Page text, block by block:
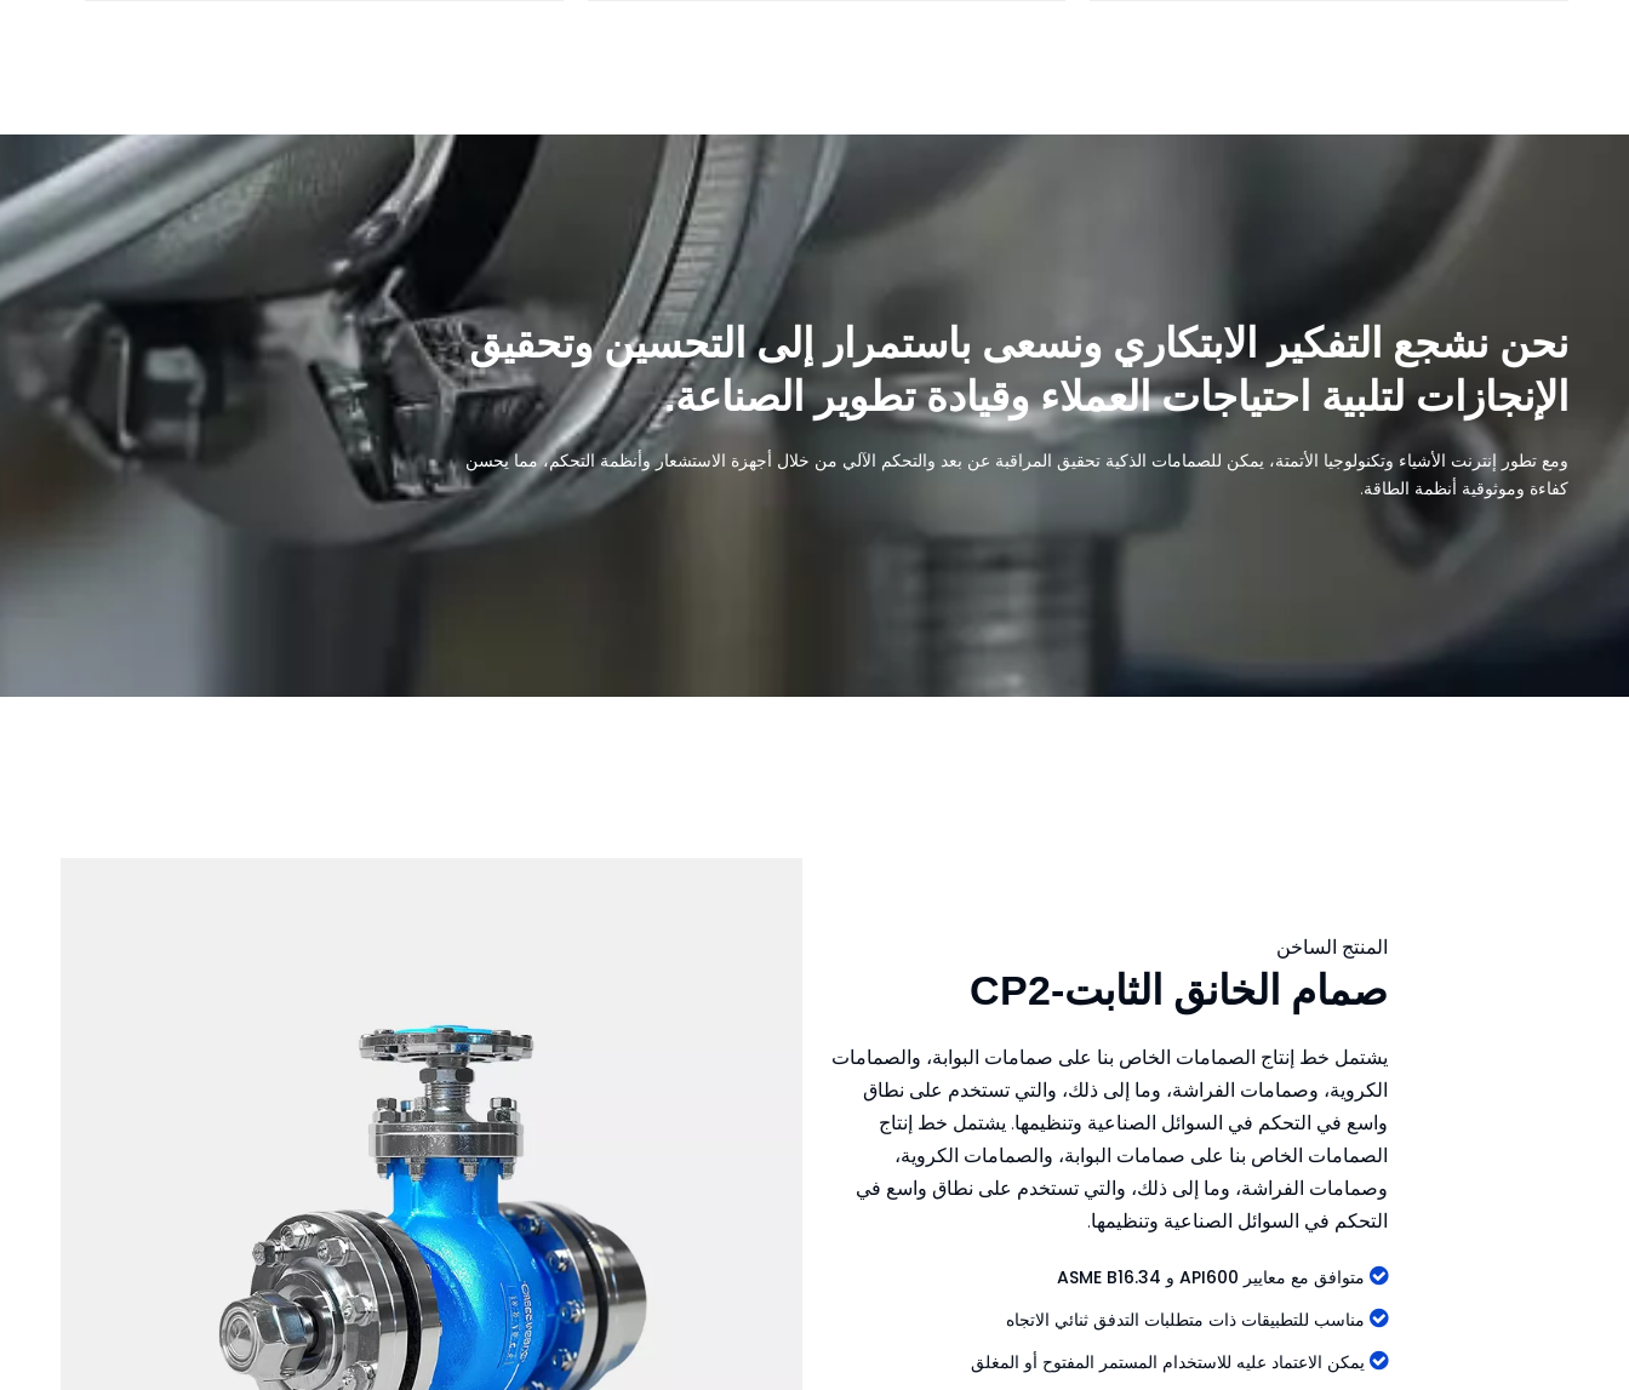
نحن نشجع التفكير الابتكاري ونسعى باستمرار إلى التحسين وتحقيق
الإنجازات لتلبية احتياجات العملاء وقيادة تطوير الصناعة.
ومع تطور إنترنت الأشياء وتكنولوجيا الأتمتة، يمكن للصمامات الذكية تحقيق المراقبة عن بعد والتحكم الآلي من خلال أجهزة الاستشعار وأنظمة التحكم، مما يحسن
كفاءة وموثوقية أنظمة الطاقة.
المنتج الساخن
صمام الخانق الثابت-CP2
يشتمل خط إنتاج الصمامات الخاص بنا على صمامات البوابة، والصمامات
الكروية، وصمامات الفراشة، وما إلى ذلك، والتي تستخدم على نطاق
واسع في التحكم في السوائل الصناعية وتنظيمها. يشتمل خط إنتاج
الصمامات الخاص بنا على صمامات البوابة، والصمامات الكروية،
وصمامات الفراشة، وما إلى ذلك، والتي تستخدم على نطاق واسع في
التحكم في السوائل الصناعية وتنظيمها.
 متوافق مع معايير API600 و ASME B16.34
 مناسب للتطبيقات ذات متطلبات التدفق ثنائي الاتجاه
 يمكن الاعتماد عليه للاستخدام المستمر المفتوح أو المغلق